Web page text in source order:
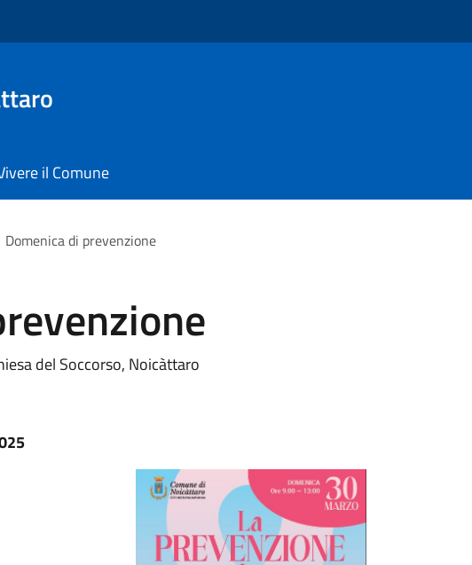
il Comune
Domenica di prevenzione
del Soccorso, Noicàttaro